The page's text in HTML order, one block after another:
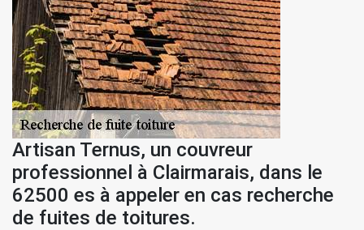
Artisan Ternus, un couvreur
professionnel à Clairmarais, dans le
62500 es à appeler en cas recherche
de fuites de toitures.